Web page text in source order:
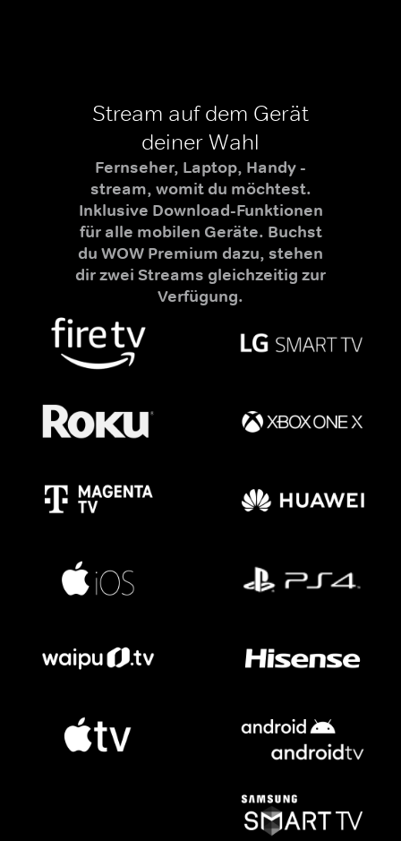
Stream auf dem Gerät
deiner Wahl
Fernseher, Laptop, Handy -
stream, womit du möchtest.
Inklusive Download-Funktionen
für alle mobilen Geräte. Buchst
du WOW Premium dazu, stehen
dir zwei Streams gleichzeitig zur
Verfügung.